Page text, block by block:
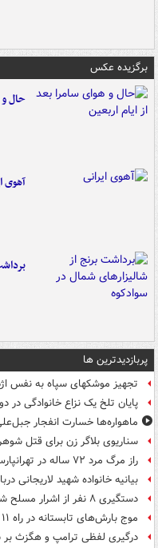
برگزیده عکس
حال و
آهوی
پربازدیدترین ها
تجهیز موشکهای سپاه به نفس
پایان تلخ یک نزاع خانوادگی در
ماهواره‌ها خسارت انفجار
سناریوی بلاگر زن برای قتل
راز مرگ مرد ۷۲ ساله در تهرانپارس فاش شد
بیانیه خانواده شهید لاریجانی
دستگیری ۸ نفر از اشرار مسلح شاخص و مرتبطین گروهک های تروریستی
موج بارش‌های تابستانه در راه ۱۱ استان
درگیری لفظی ترامپ و هگزث